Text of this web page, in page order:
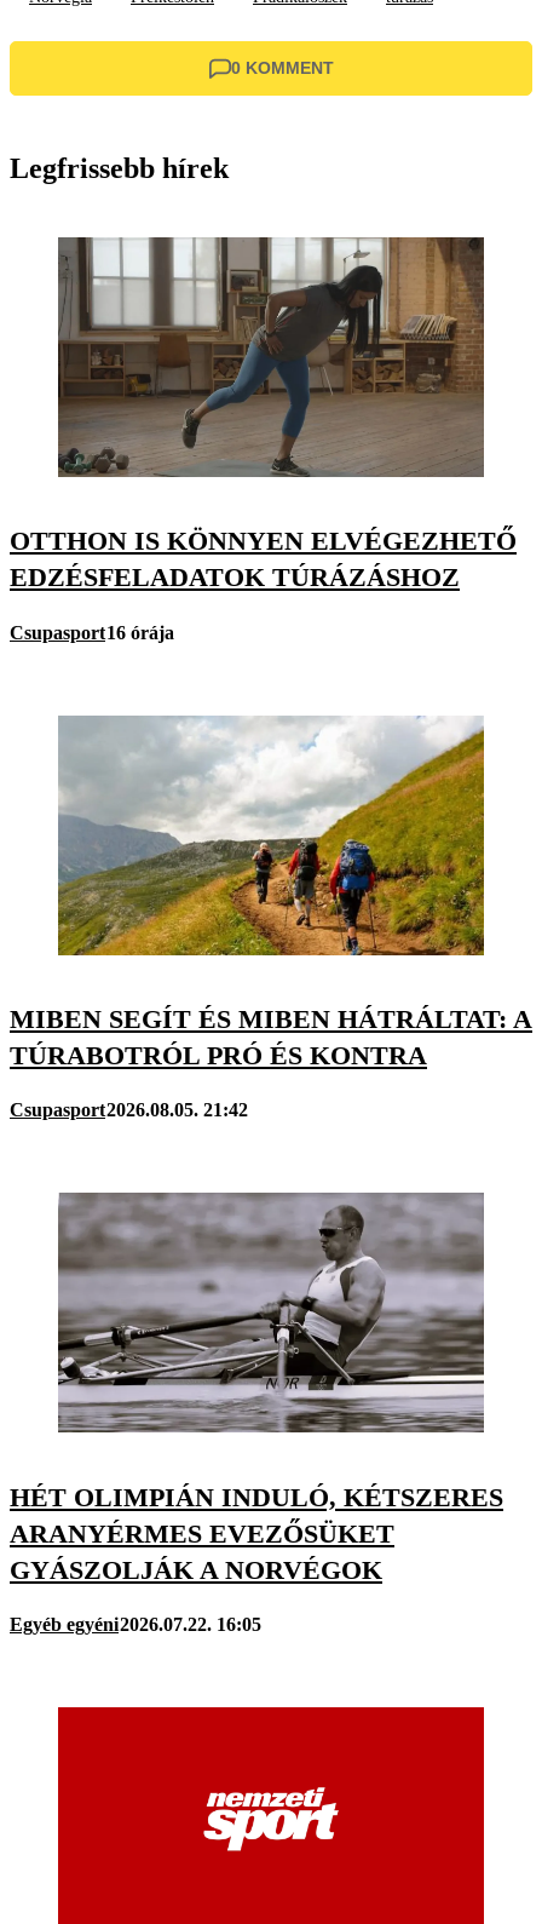
0 KOMMENT
Legfrissebb hírek
OTTHON IS KÖNNYEN ELVÉGEZHETŐ
EDZÉSFELADATOK TÚRÁZÁSHOZ
Csupasport16 órája
MIBEN SEGÍT ÉS MIBEN HÁTRÁLTAT: A
TÚRABOTRÓL PRÓ ÉS KONTRA
Csupasport2026.08.05. 21:42
HÉT OLIMPIÁN INDULÓ, KÉTSZERES
ARANYÉRMES EVEZŐSÜKET
GYÁSZOLJÁK A NORVÉGOK
Egyéb egyéni2026.07.22. 16:05